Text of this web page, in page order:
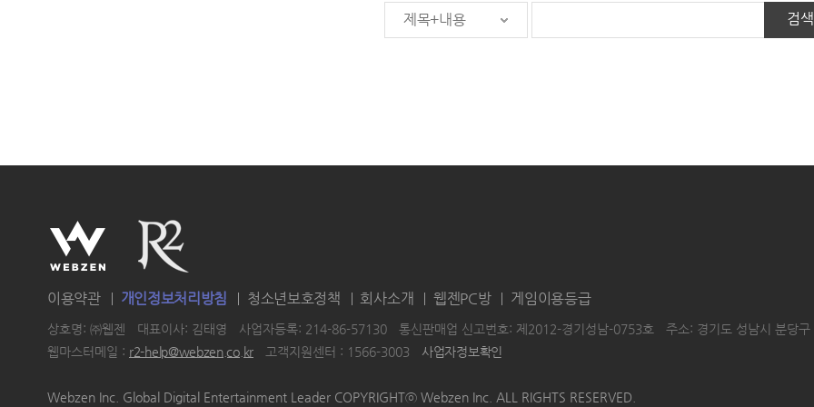
제목+내용 검색
이용약관 개인정보처리방침 청소년보호정책 회사소개 웹젠PC방 게임이용등급
상호명: ㈜웹젠 대표이사: 김태영 사업자등록: 214-86-57130 통신판매업 신고번호: 제2012-경기성남-0753호
주소: 경기도 성남시 분당
웹마스터메일 : r2-help@webzen.co.kr 고객지원센터 : 1566-3003 사업자정보확인
Webzen Inc. Global Digital Entertainment Leader COPYRIGHTⓒ Webzen Inc. ALL RIGHTS RESERVED.